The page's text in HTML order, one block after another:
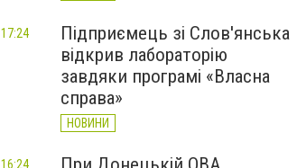
Підприємець зі Слов'янська
відкрив лабораторію
завдяки програмі «Власна
справа»
НОВИНИ
17:24
16:24